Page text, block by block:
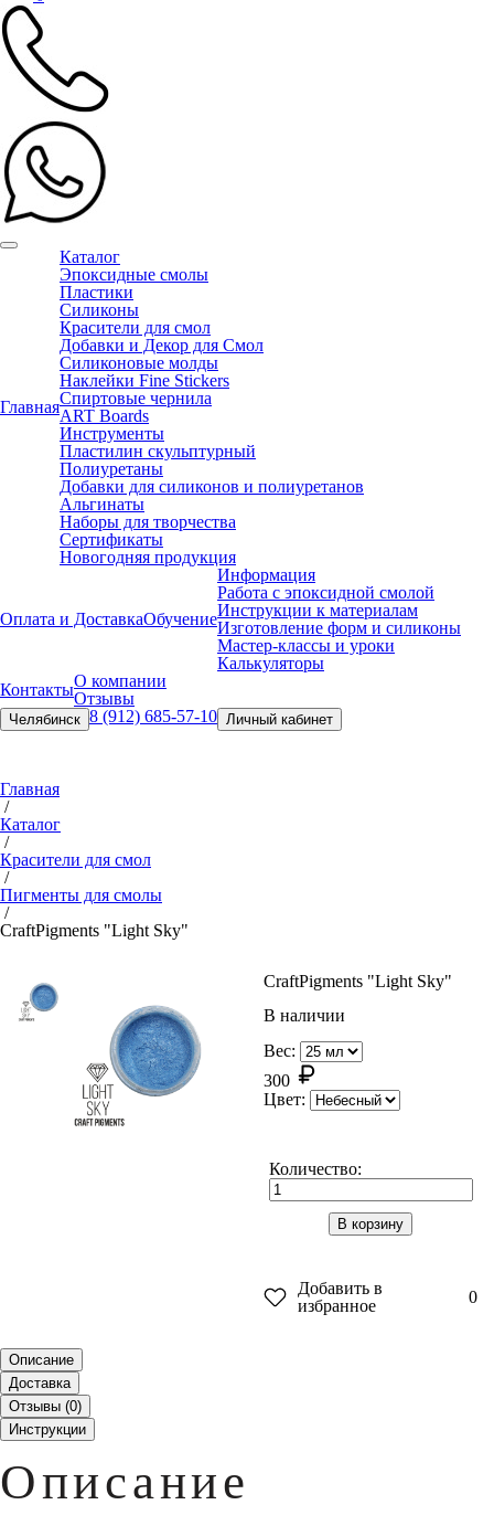
Главная
Каталог
Эпоксидные смолы
Пластики
Силиконы
Красители для смол
Добавки и Декор для Смол
Силиконовые молды
Наклейки Fine Stickers
Спиртовые чернила
ART Boards
Инструменты
Пластилин скульптурный
Полиуретаны
Добавки для силиконов и полиуретанов
Альгинаты
Наборы для творчества
Сертификаты
Новогодняя продукция
Оплата и ДоставкаОбучение
Информация
Работа с эпоксидной смолой
Инструкции к материалам
Изготовление форм и силиконы
Мастер-классы и уроки
Калькуляторы
КонтактыО компании
Отзывы
Челябинск 8 (912) 685-57-10 Личный кабинет
Главная
/
Каталог
/
Красители для смол
/
Пигменты для смолы
/
CraftPigments "Light Sky"
CraftPigments "Light Sky"
В наличии
Вес:
300
Цвет:
Количество:
В корзину
Добавить в
избранное
0
Описание
Доставка
Отзывы (0)
Инструкции
Описание